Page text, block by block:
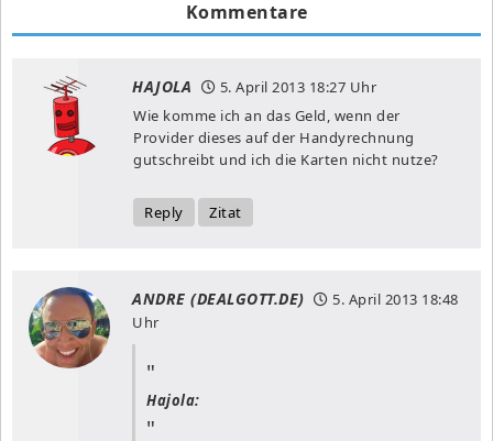
Kommentare
HAJOLA 5. April 2013 18:27 Uhr
Wie komme ich an das Geld, wenn der
Provider dieses auf der Handyrechnung
gutschreibt und ich die Karten nicht nutze?
Reply Zitat
ANDRE (DEALGOTT.DE) 5. April 2013 18:48
Uhr
Hajola: